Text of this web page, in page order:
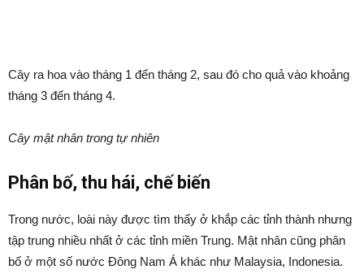
Cây ra hoa vào tháng 1 đến tháng 2, sau đó cho quả vào khoảng
tháng 3 đến tháng 4.
Cây mật nhân trong tự nhiên
Phân bố, thu hái, chế biến
Trong nước, loài này được tìm thấy ở khắp các tỉnh thành nhưng
tập trung nhiều nhất ở các tỉnh miền Trung. Mật nhân cũng phân
bố ở một số nước Đông Nam Á khác như Malaysia, Indonesia.